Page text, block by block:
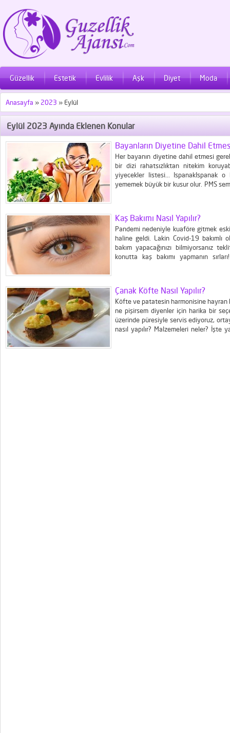
Güzellik Estetik Evlilik Aşk Diyet Moda
Anasayfa » 2023 » Eylül
Eylül 2023 Ayında Eklenen Konular
Bayanların Diyetine Dahil
Her bayanın diyetine dahil etmesi
bir dizi rahatsızlıktan nitekim
yiyecekler listesi... Ispanak​ Ispanak
yememek büyük bir kusur olur. PMS
Kaş Bakımı Nasıl Yapılır?
Pandemi nedeniyle kuaföre gitmek
haline geldi. Lakin Covid-19 bakımlı
bakım yapacağınızı bilmiyorsanız
konutta kaş bakımı yapmanın
Çanak Köfte Nasıl Yapılır?
Köfte ve patatesin harmonisine hayran
ne pişirsem diyenler için harika bir
üzerinde püresiyle servis ediyoruz,
nasıl yapılır? Malzemeleri neler? İşte